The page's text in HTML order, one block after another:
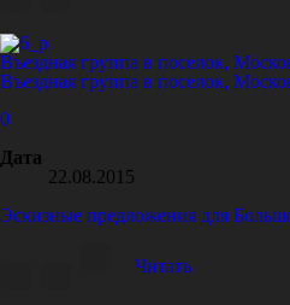
Въездная группа в поселок,
Въездная группа в поселок,
0
Дата
22.08.2015
Эскизные предложения для
Читать